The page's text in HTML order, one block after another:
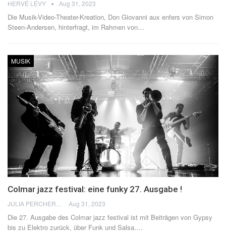
HERVÉ LÉVY Aug 31, 2023
Die Musik-Video-Theater-Kreation, Don Giovanni aux enfers von Simon
Steen-Andersen, hinterfragt, im Rahmen von…
MUSIK
Colmar jazz festival: eine funky 27. Ausgabe !
Aug 31, 2023
Die 27. Ausgabe des Colmar jazz festival ist mit Beiträgen von Gypsy
bis zu Elektro zurück, über Funk und Salsa.…